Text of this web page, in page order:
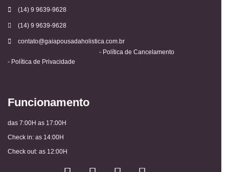
(14) 9 9639-9628
(14) 9 9639-9628
contato@gaiapousadaholistica.com.br
- Política de Privacidade
- Política de Cancelamento
Funcionamento
das 7:00H as 17:00H
Check in: as 14:00H
Check out: as 12:00H